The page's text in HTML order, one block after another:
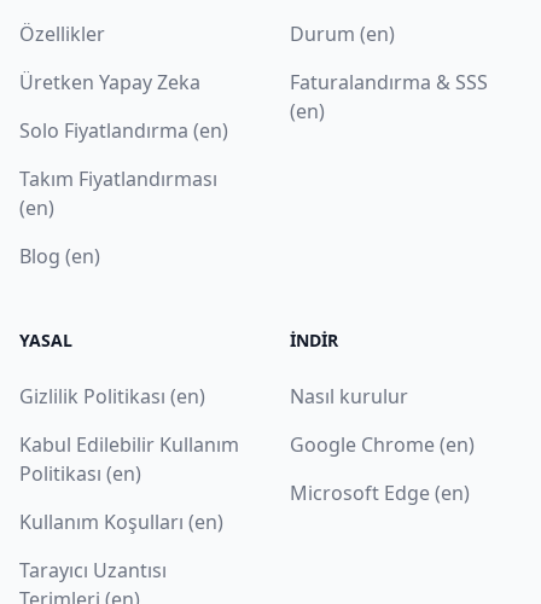
Özellikler
Üretken Yapay Zeka
Solo Fiyatlandırma (en)
Takım Fiyatlandırması
(en)
Blog (en)
Durum (en)
Faturalandırma & SSS
(en)
YASAL
Gizlilik Politikası (en)
Kabul Edilebilir Kullanım
Politikası (en)
Kullanım Koşulları (en)
Tarayıcı Uzantısı
İNDIR
Nasıl kurulur
Google Chrome (en)
Microsoft Edge (en)